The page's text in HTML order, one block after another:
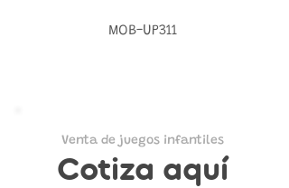
MOB-UP311
Venta de juegos infantiles
Cotiza aquí